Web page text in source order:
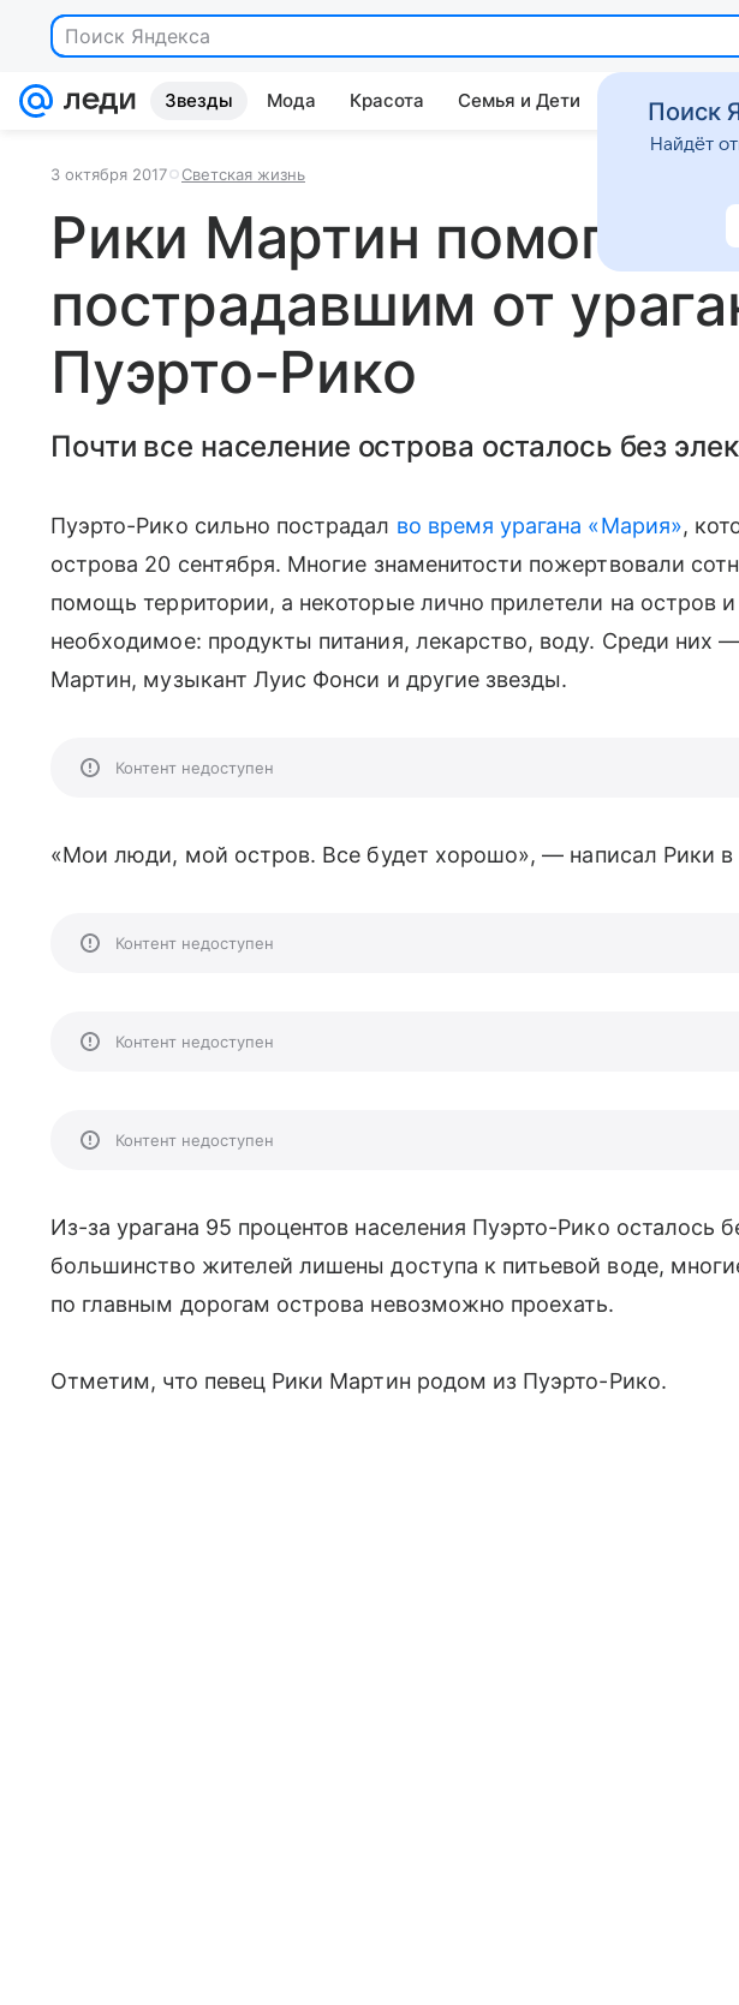
Поиск Яндекса
Звезды Мода Красота Семья и Дети Дом
3 октября 2017 Светская жизнь
Рики Мартин помогает
пострадавшим от
Пуэрто-Рико
Почти все население острова осталось без
Пуэрто-Рико сильно пострадал во время урагана «Мария»,
острова 20 сентября. Многие знаменитости пожертвовали
помощь территории, а некоторые лично прилетели на остров
необходимое: продукты питания, лекарство, воду. Среди них
Мартин, музыкант Луис Фонси и другие звезды.
Контент недоступен
«Мои люди, мой остров. Все будет хорошо»,— написал Рики в
Контент недоступен
Контент недоступен
Контент недоступен
Из-за урагана 95 процентов населения Пуэрто-Рико осталось
большинство жителей лишены доступа к питьевой воде,
по главным дорогам острова невозможно проехать.
Отметим, что певец Рики Мартин родом из Пуэрто-Рико.
Поиск
Найдёт